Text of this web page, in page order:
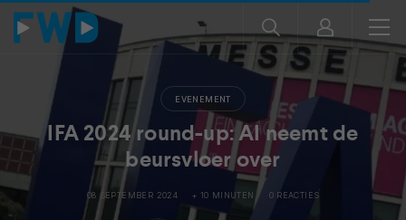
EVENEMENT
IFA 2024 round-up: AI neemt de
beursvloer over
08 SEPTEMBER 2024 + 10 MINUTEN 0 REACTIES